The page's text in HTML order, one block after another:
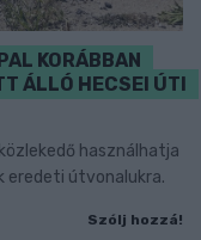
KORÁBBAN
ÁLLÓ HECSEI ÚTI
használhatja
eredeti útvonalukra.
Szólj hozzá!